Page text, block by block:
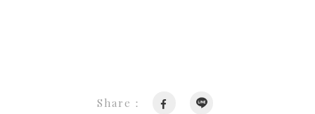
Share：